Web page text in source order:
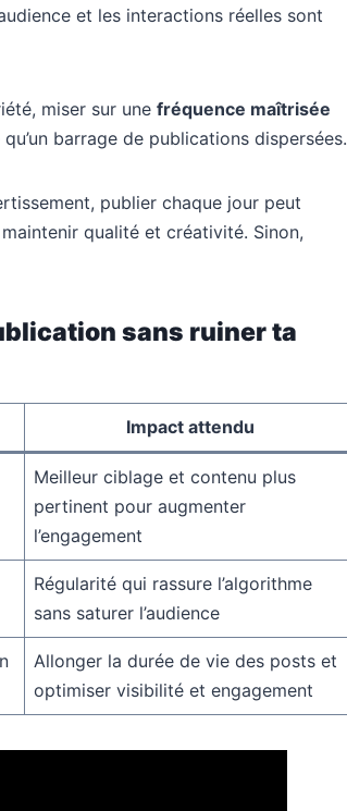
et les interactions réelles sont
miser sur une fréquence maîtrisée
barrage de publications dispersées.
publier chaque jour peut
qualité et créativité. Sinon,
sans ruiner ta
Impact attendu
Meilleur ciblage et contenu plus
pertinent pour augmenter
l’engagement
Régularité qui rassure l’algorithme
sans saturer l’audience
Allonger la durée de vie des posts et
optimiser visibilité et engagement